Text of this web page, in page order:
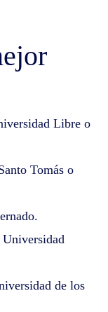
Libre o
Tomás o
Universidad
de los